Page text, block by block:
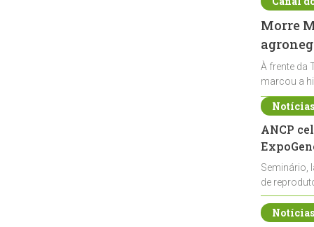
Morre
À frente da
marcou a
ANCP
Seminário,
de
durante a